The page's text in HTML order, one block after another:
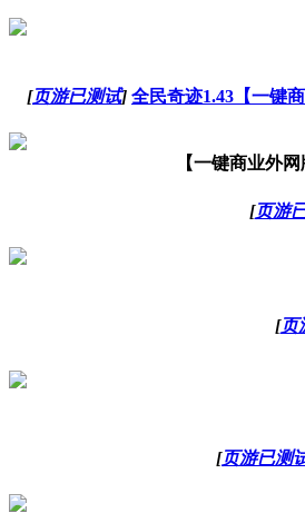
[页游已测试] 全民奇迹1.43【一键
【一键商业外
[页游
[页
[页游已测